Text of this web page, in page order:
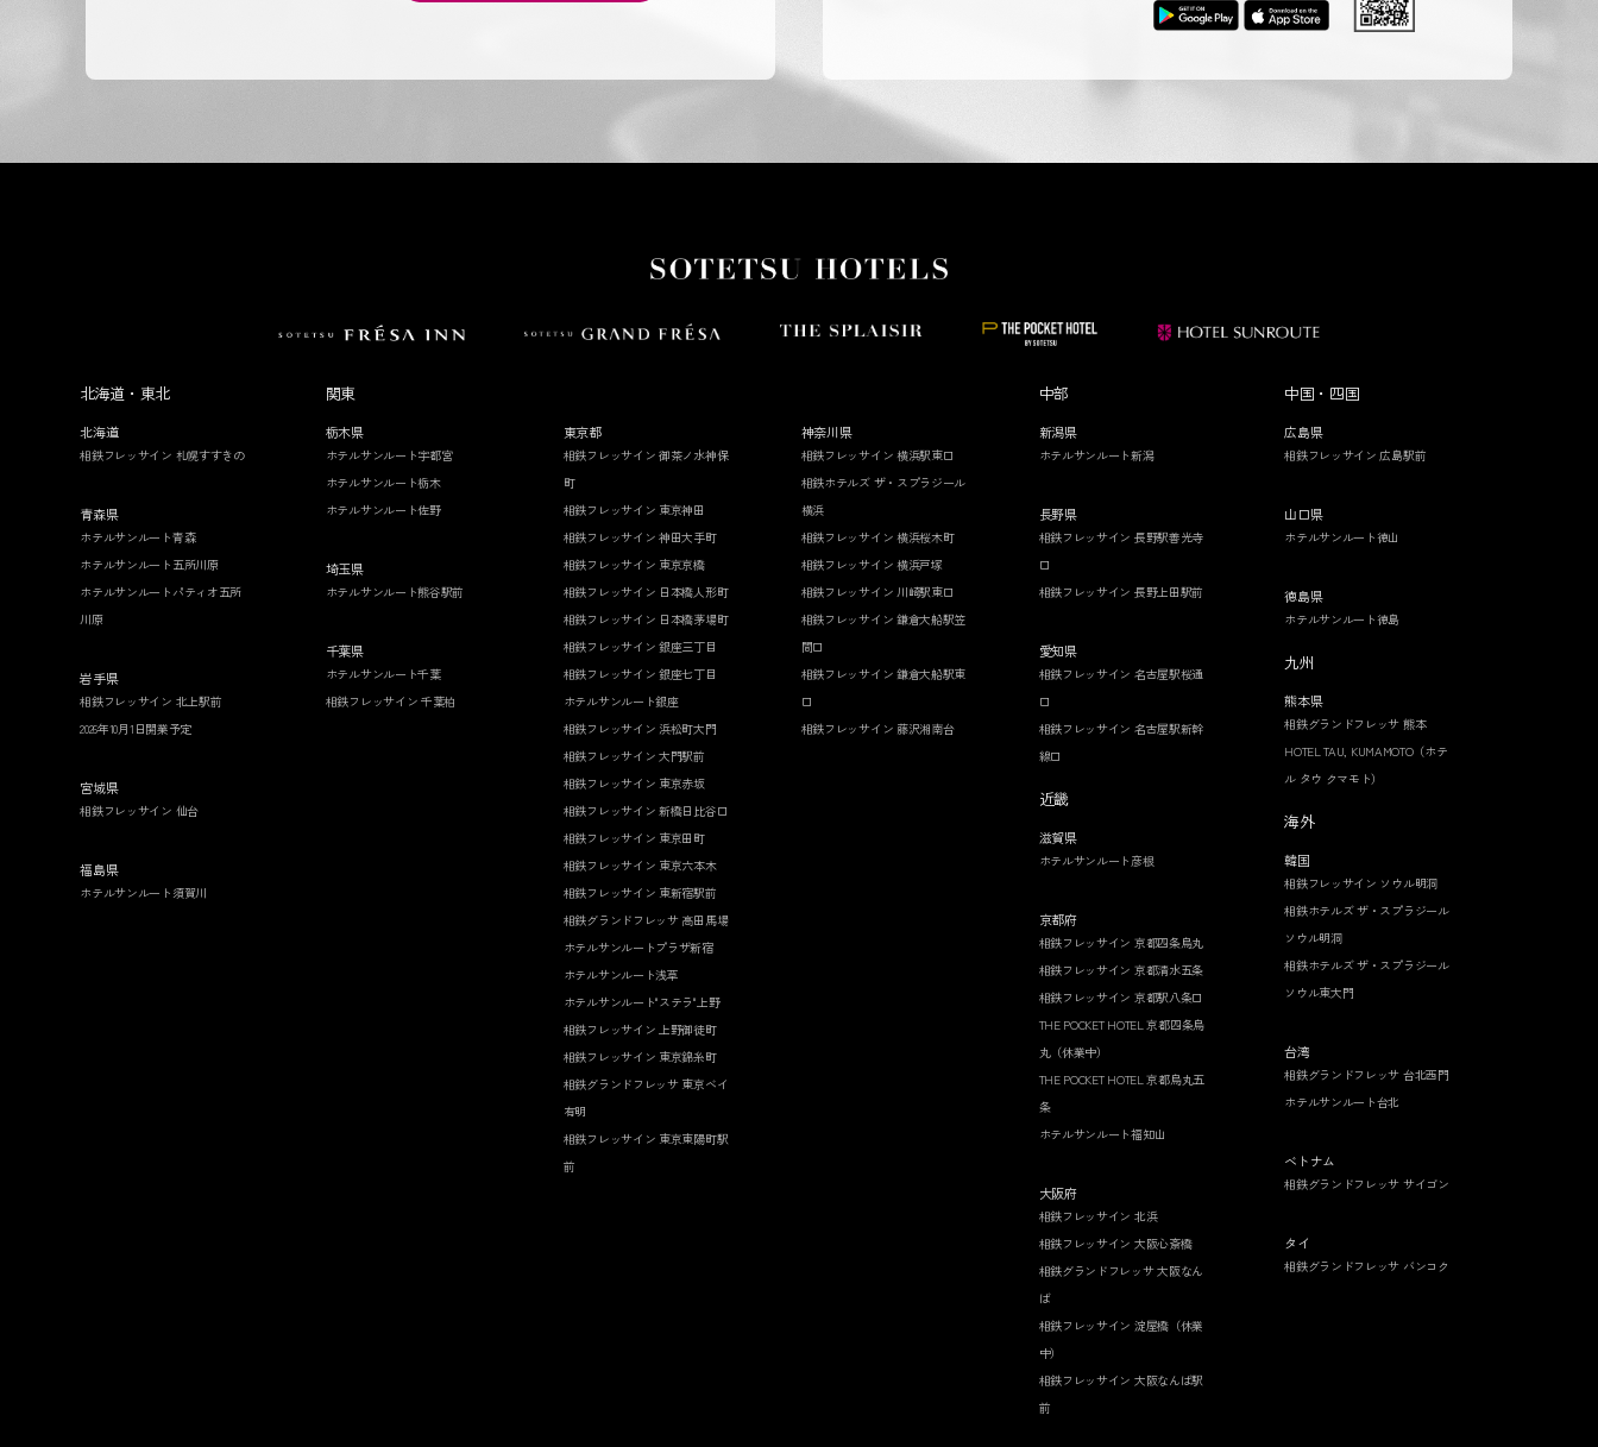
北海道・東北
北海道
相鉄フレッサイン 札幌すすきの
青森県
ホテルサンルート青森
ホテルサンルート五所川原
ホテルサンルートパティオ五所
川原
岩手県
相鉄フレッサイン 北上駅前
2026年10月1日開業予定
宮城県
相鉄フレッサイン 仙台
福島県
ホテルサンルート須賀川
関東
栃木県
ホテルサンルート宇都宮
ホテルサンルート栃木
ホテルサンルート佐野
埼玉県
ホテルサンルート熊谷駅前
千葉県
ホテルサンルート千葉
相鉄フレッサイン 千葉柏
東京都
相鉄フレッサイン 御茶ノ水神保
町
相鉄フレッサイン 東京神田
相鉄フレッサイン 神田大手町
相鉄フレッサイン 東京京橋
相鉄フレッサイン 日本橋人形町
相鉄フレッサイン 日本橋茅場町
相鉄フレッサイン 銀座三丁目
相鉄フレッサイン 銀座七丁目
ホテルサンルート銀座
相鉄フレッサイン 浜松町大門
相鉄フレッサイン 大門駅前
相鉄フレッサイン 東京赤坂
相鉄フレッサイン 新橋日比谷口
相鉄フレッサイン 東京田町
相鉄フレッサイン 東京六本木
相鉄フレッサイン 東新宿駅前
相鉄グランドフレッサ 高田馬場
ホテルサンルートプラザ新宿
ホテルサンルート浅草
ホテルサンルート"ステラ"上野
相鉄フレッサイン 上野御徒町
相鉄フレッサイン 東京錦糸町
相鉄グランドフレッサ 東京ベイ
有明
相鉄フレッサイン 東京東陽町駅
前
神奈川県
相鉄フレッサイン 横浜駅東口
相鉄ホテルズ ザ・スプラジール
横浜
相鉄フレッサイン 横浜桜木町
相鉄フレッサイン 横浜戸塚
相鉄フレッサイン 川崎駅東口
相鉄フレッサイン 鎌倉大船駅笠
間口
相鉄フレッサイン 鎌倉大船駅東
口
相鉄フレッサイン 藤沢湘南台
中部
新潟県
ホテルサンルート新潟
長野県
相鉄フレッサイン 長野駅善光寺
口
相鉄フレッサイン 長野上田駅前
愛知県
相鉄フレッサイン 名古屋駅桜通
口
相鉄フレッサイン 名古屋駅新幹
線口
近畿
滋賀県
ホテルサンルート彦根
京都府
相鉄フレッサイン 京都四条烏丸
相鉄フレッサイン 京都清水五条
相鉄フレッサイン 京都駅八条口
THE POCKET HOTEL 京都四条烏
丸（休業中）
THE POCKET HOTEL 京都烏丸五
条
ホテルサンルート福知山
大阪府
相鉄フレッサイン 北浜
相鉄フレッサイン 大阪心斎橋
相鉄グランドフレッサ 大阪なん
ば
相鉄フレッサイン 淀屋橋（休業
中）
相鉄フレッサイン 大阪なんば駅
前
中国・四国
広島県
相鉄フレッサイン 広島駅前
山口県
ホテルサンルート徳山
徳島県
ホテルサンルート徳島
九州
熊本県
相鉄グランドフレッサ 熊本
HOTEL TAU, KUMAMOTO（ホテ
ル タウ クマモト）
海外
韓国
相鉄フレッサイン ソウル明洞
相鉄ホテルズ ザ・スプラジール
ソウル明洞
相鉄ホテルズ ザ・スプラジール
ソウル東大門
台湾
相鉄グランドフレッサ 台北西門
ホテルサンルート台北
ベトナム
相鉄グランドフレッサ サイゴン
タイ
相鉄グランドフレッサ バンコク